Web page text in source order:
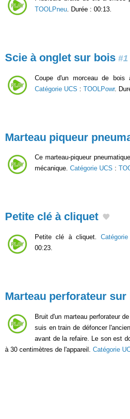
TOOLPneu. Durée : 00:13.
Scie à onglet sur bois #1
Coupe d'un morceau de bois
Catégorie UCS : TOOLPowr.
Marteau piqueur
Ce marteau-piqueur
mécanique. Catégorie UCS :
Petite clé à cliquet
Petite clé à cliquet.
00:23.
Marteau perforateur sur
Bruit d'un marteau perforateur
suis en train de défoncer
avant de la refaire. Le son est
à 30 centimètres de l'appareil. Catégorie